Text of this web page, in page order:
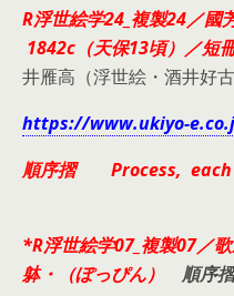
R浮世絵学24_複製24／
1842c（天保13頃）／短
井雁高（浮世絵・酒井
https://www.ukiyo-
順序摺 Process, each
*R浮世絵学07_複製07／
躰・（ぽっぴん）
順序摺